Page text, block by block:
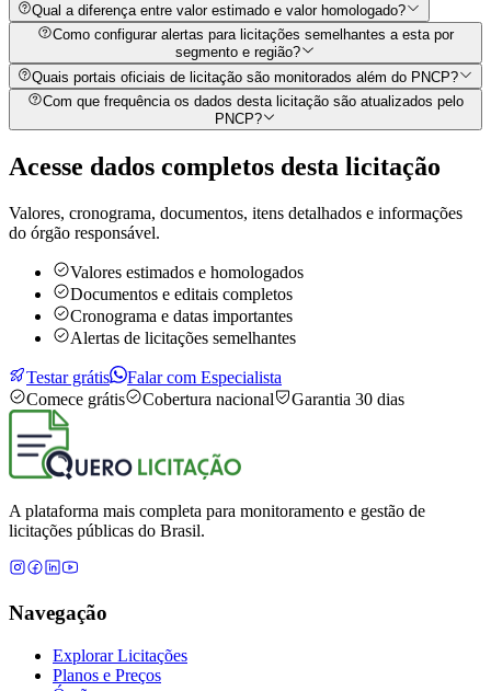
Qual a diferença entre valor estimado e valor homologado?
Como configurar alertas para licitações semelhantes a esta por
segmento e região?
Quais portais oficiais de licitação são monitorados além do PNCP?
Com que frequência os dados desta licitação são atualizados pelo
PNCP?
Acesse dados completos desta licitação
Valores, cronograma, documentos, itens detalhados e informações
do órgão responsável.
Valores estimados e homologados
Documentos e editais completos
Cronograma e datas importantes
Alertas de licitações semelhantes
Testar grátis
Falar com Especialista
Comece grátis
Cobertura nacional Garantia 30 dias
A plataforma mais completa para monitoramento e gestão de
licitações públicas do Brasil.
Navegação
Explorar Licitações
Planos e Preços